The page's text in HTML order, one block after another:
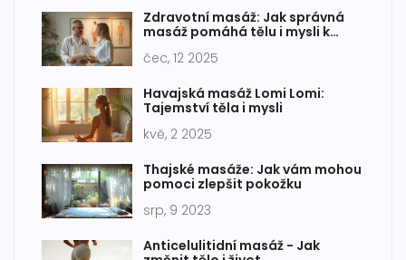
Zdravotní masáž: Jak správná
masáž pomáhá tělu i mysli k
čec, 12 2025
Havajská masáž Lomi Lomi:
Tajemství těla i mysli
kvě, 2 2025
Thajské masáže: Jak vám mohou
pomoci zlepšit pokožku
srp, 9 2023
Anticelulitidní masáž - Jak